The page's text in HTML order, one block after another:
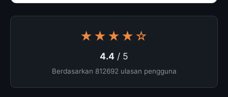
★★★★☆
4.4 / 5
Berdasarkan 812692 ulasan pengguna